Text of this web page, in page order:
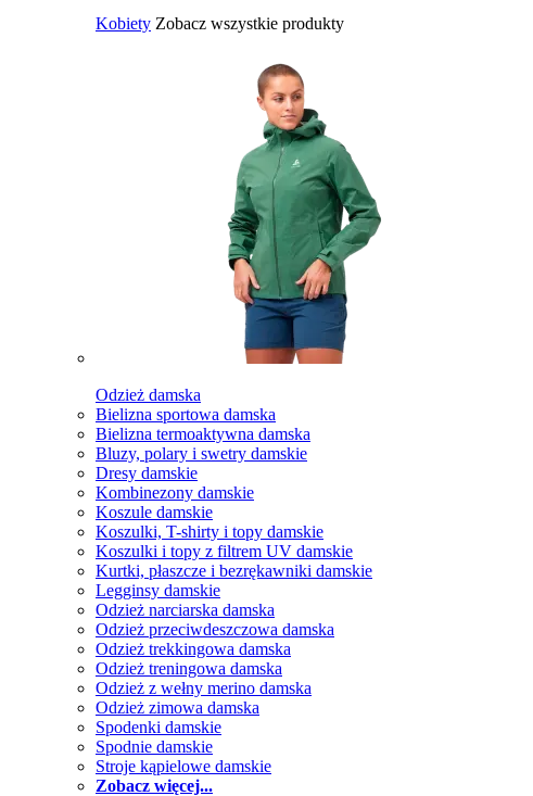
Kobiety Zobacz wszystkie produkty
Odzież damska
Bielizna sportowa damska
Bielizna termoaktywna damska
Bluzy, polary i swetry damskie
Dresy damskie
Kombinezony damskie
Koszule damskie
Koszulki, T-shirty i topy damskie
Koszulki i topy z filtrem UV damskie
Kurtki, płaszcze i bezrękawniki damskie
Legginsy damskie
Odzież narciarska damska
Odzież przeciwdeszczowa damska
Odzież trekkingowa damska
Odzież treningowa damska
Odzież z wełny merino damska
Odzież zimowa damska
Spodenki damskie
Spodnie damskie
Stroje kąpielowe damskie
Zobacz więcej...